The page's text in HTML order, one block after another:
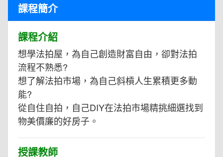
課程簡介
課程介紹
想學法拍屋，為自己創造財富自由，卻對法拍
流程不熟悉?
想了解法拍市場，為自己斜槓人生累積更多動
能?
從自住自拍，自己DIY在法拍市場精挑細選找到
物美價廉的好房子。
授課教師